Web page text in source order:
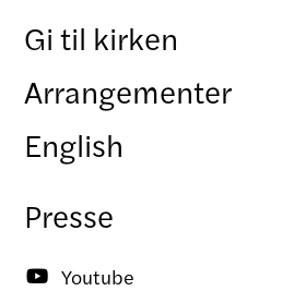
Gi til kirken
Arrangementer
English
Presse
 Youtube